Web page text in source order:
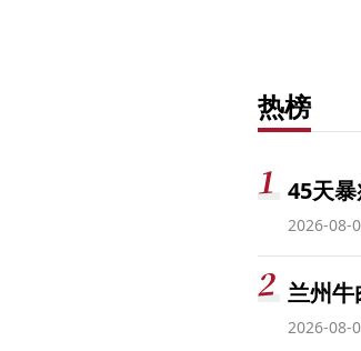
热榜
45天
2026-08-
兰州牛
2026-08-